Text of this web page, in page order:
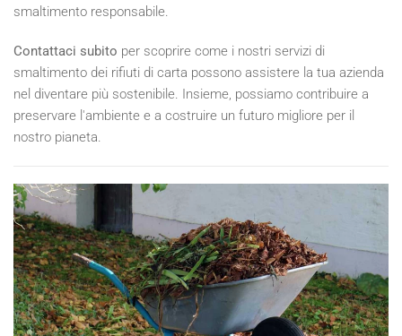
smaltimento responsabile.
Contattaci subito per scoprire come i nostri servizi di
smaltimento dei rifiuti di carta possono assistere la tua azienda
nel diventare più sostenibile. Insieme, possiamo contribuire a
preservare l'ambiente e a costruire un futuro migliore per il
nostro pianeta.